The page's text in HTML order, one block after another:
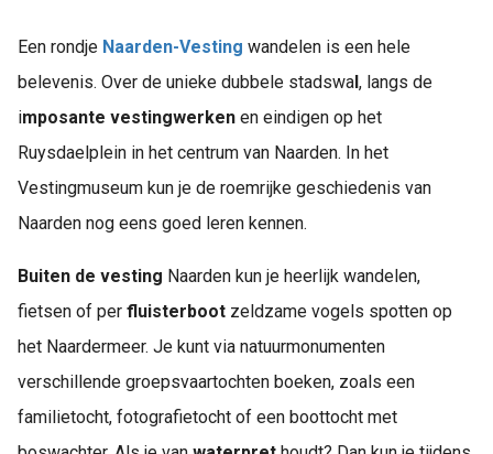
Een rondje Naarden-Vesting wandelen is een hele
belevenis. Over de unieke dubbele stadswa , langs de
imposante vestingwerken en eindigen op het
Ruysdaelplein in het centrum van Naarden. In het
Vestingmuseum kun je de roemrijke geschiedenis van
Naarden nog eens goed leren kennen.
Buiten de vesting Naarden kun je heerlijk wandelen,
fietsen of per fluisterboot zeldzame vogels spotten op
het Naardermeer. Je kunt via natuurmonumenten
verschillende groepsvaartochten boeken, zoals een
familietocht, fotografietocht of een boottocht met